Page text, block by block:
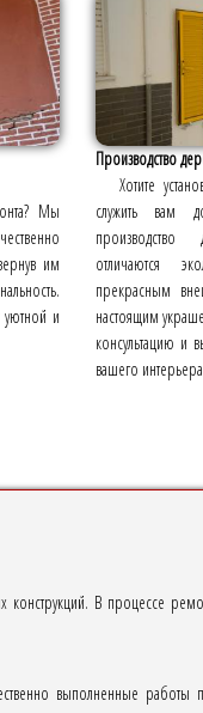
Мы
им
уютной и
Производство
Хотите
служить вам
отличаются
прекрасным
настоящим
консультацию и
вашего
В процессе
выполненные работы